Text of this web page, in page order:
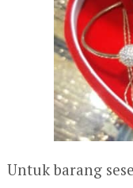
Untuk barang